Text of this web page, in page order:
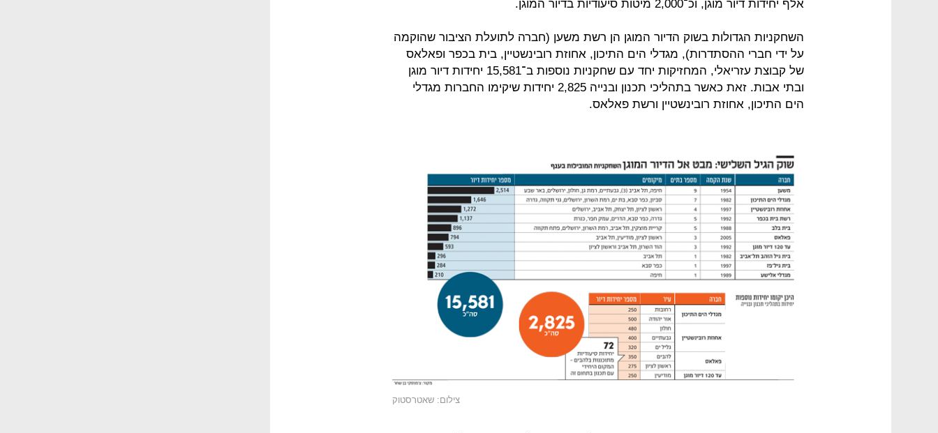
אלף יחידות דיור מוגן, וכ־2,000 מיטות סיעודיות בדיור המוגן.
השחקניות הגדולות בשוק הדיור המוגן הן רשת משען (חברה לתועלת הציבור שהוקמה
על ידי חברי ההסתדרות), מגדלי הים התיכון, אחוזת רובינשטיין, בית בכפר ופאלאס
של קבוצת עזריאלי, המחזיקות יחד עם שחקניות נוספות ב־15,581 יחידות דיור מוגן
ובתי אבות. זאת כאשר בתהליכי תכנון ובנייה 2,825 יחידות שיקימו החברות מגדלי
הים התיכון, אחוזת רובינשטיין ורשת פאלאס.
צילום: שאטרסטוק